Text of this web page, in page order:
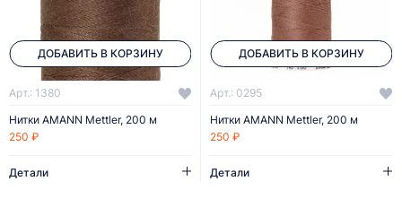
ДОБАВИТЬ В КОРЗИНУ
Арт.: 1380
Нитки AMANN Mettler, 200 м
250 ₽
Детали
ДОБАВИТЬ В КОРЗИНУ
Арт.: 0295
Нитки AMANN Mettler, 200 м
250 ₽
Детали